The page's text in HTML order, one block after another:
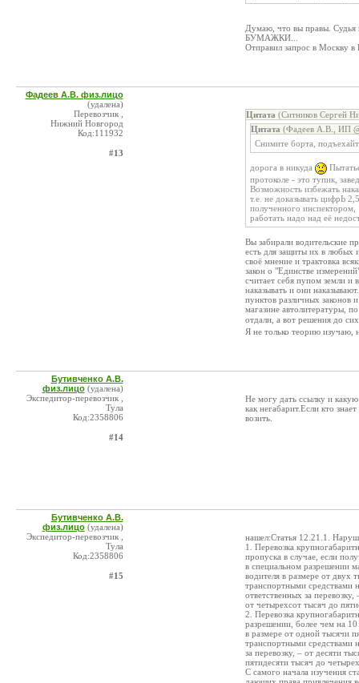
Думаю, что вы правы.
БУМАЖКИ...
Отправил запрос в Москву
Фадеев А.В. физ.лицо
(удалена)
Перевозчик ,
Нижний Новгород
Код:111932
#13
Цитата (Ситников Сергей
Цитата (Фадеев А.В., ИП
Снимите борта,
дорога в никуда
протоколе - это тупик,
Возможность избежать
т.е. не доказывать цифрЬ
полученного инспектором,
работать надо над её
Вы забирали водительские
есть для защиты их в любых
своё мнение и трактовка
закон о "Единстве
считает себя пупом земли и
наказывать и они
пунктов различных законов
магазине автолитературы,
отдали, а вот решения до
Я не только теорию изучаю,
Бутивченко А.В.
физ.лицо (удалена)
Экспедитор-перевозчик ,
Тула
Код:2358806
#14
Не могу дать ссылку и
как негабарит.Если кто
возить.
Бутивченко А.В.
физ.лицо (удалена)
Экспедитор-перевозчик ,
Тула
Код:2358806
#15
нашел:Статья 12.21.1.
1. Перевозка
пропуска в случае, если
в специальном разрешении
водителя в размере от двух
транспортными средствами
ответственных за
от четырехсот тысяч до
2. Перевозка
разрешении, более чем на
в размере от одной тысячи
транспортными средствами
за перевозку, – от десяти
пятидесяти тысяч до
С самого начала изучения